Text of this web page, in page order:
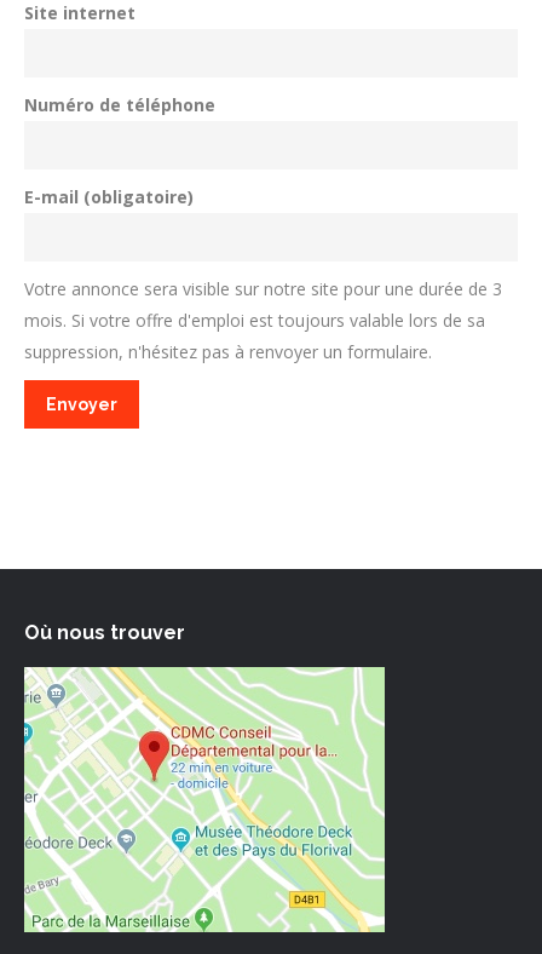
Site internet
Numéro de téléphone
E-mail (obligatoire)
Votre annonce sera visible sur notre site pour une durée de 3
mois. Si votre offre d'emploi est toujours valable lors de sa
suppression, n'hésitez pas à renvoyer un formulaire.
Où nous trouver